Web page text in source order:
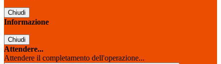
Chiudi
Informazione
Chiudi
Attendere...
Attendere il completamento dell'operazione...